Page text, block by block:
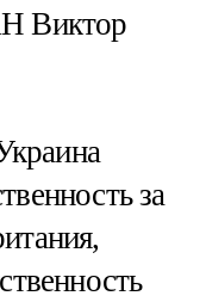
Виктор
за